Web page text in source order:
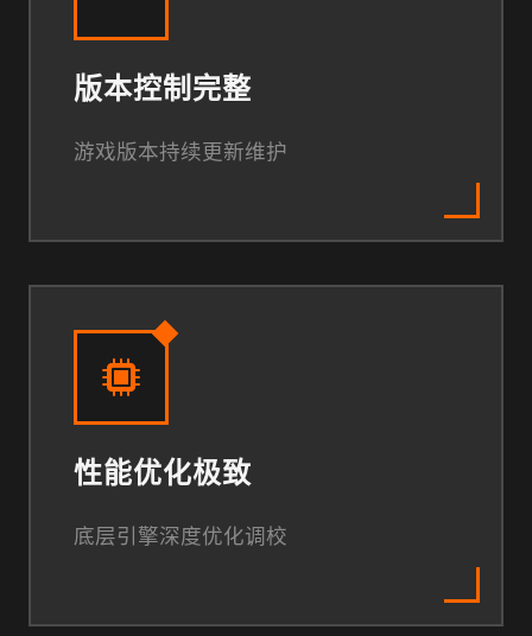
版本控制完整
游戏版本持续更新维护
性能优化极致
底层引擎深度优化调校